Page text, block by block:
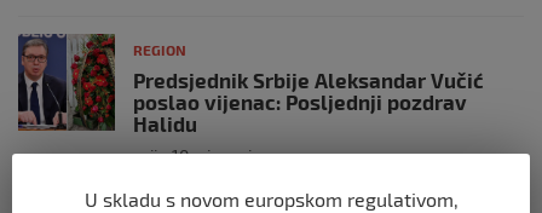
REGION
Predsjednik Srbije Aleksandar Vučić
poslao vijenac: Posljednji pozdrav
Halidu
prije 10 mjeseci
U skladu s novom europskom regulativom,